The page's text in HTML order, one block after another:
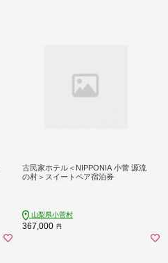
古民家ホテル＜NIPPONIA 小菅 源流
の村＞スイートペア宿泊券
山梨県小菅村
367,000 円